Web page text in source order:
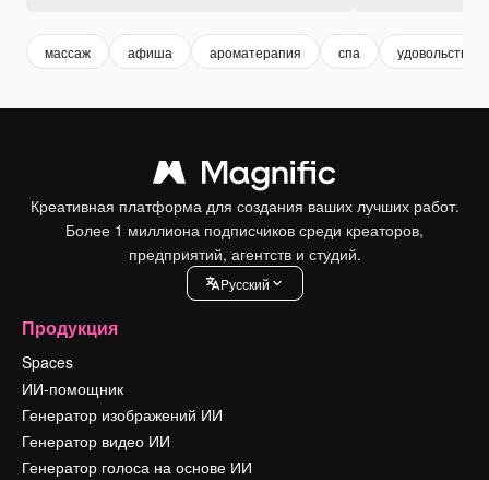
массаж афиша ароматерапия спа удовольствие
Креативная платформа для создания ваших лучших работ.
Более 1 миллиона подписчиков среди креаторов,
предприятий, агентств и студий.
Pусский
Продукция
Spaces
ИИ-помощник
Генератор изображений ИИ
Генератор видео ИИ
Генератор голоса на основе ИИ